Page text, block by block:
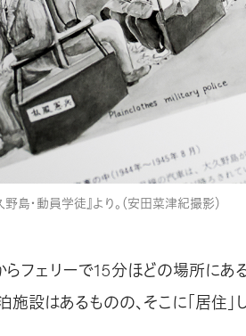
島・動員学徒』より。（安田菜津紀撮影）
フェリーで15分ほどの場所にあ
設はあるものの、そこに「居住」